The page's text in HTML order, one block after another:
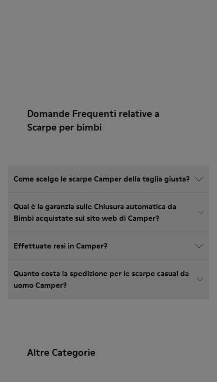
Domande Frequenti relative a
Scarpe per bimbi
Come scelgo le scarpe Camper della taglia giusta?
Qual è la garanzia sulle Chiusura automatica da
Bimbi acquistate sul sito web di Camper?
Effettuate resi in Camper?
Quanto costa la spedizione per le scarpe casual da
uomo Camper?
Altre Categorie